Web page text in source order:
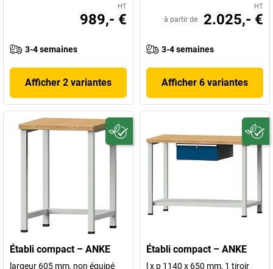
HT
989,- €
3-4 semaines
Afficher 2 variantes
HT
à partir de 2.025,- €
3-4 semaines
Afficher 6 variantes
Établi compact – ANKE
largeur 605 mm, non équipé
Établi compact – ANKE
l x p 1140 x 650 mm, 1 tiroir